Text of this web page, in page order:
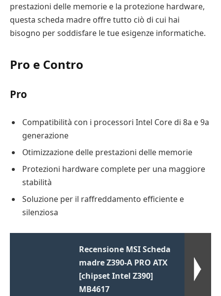
prestazioni delle memorie e la protezione hardware,
questa scheda madre offre tutto ciò di cui hai
bisogno per soddisfare le tue esigenze informatiche.
Pro e Contro
Pro
Compatibilità con i processori Intel Core di 8a e 9a
generazione
Otimizzazione delle prestazioni delle memorie
Protezioni hardware complete per una maggiore
stabilità
Soluzione per il raffreddamento efficiente e
silenziosa
Recensione MSI Scheda
madre Z390-A PRO ATX
[chipset Intel Z390]
MB4617